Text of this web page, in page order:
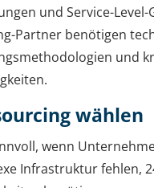
und Service-
Partner benötigen
und
wählen
wenn
Infrastruktur fehlen,